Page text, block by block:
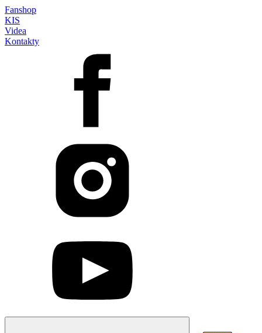
Fanshop
KIS
Videa
Kontakty